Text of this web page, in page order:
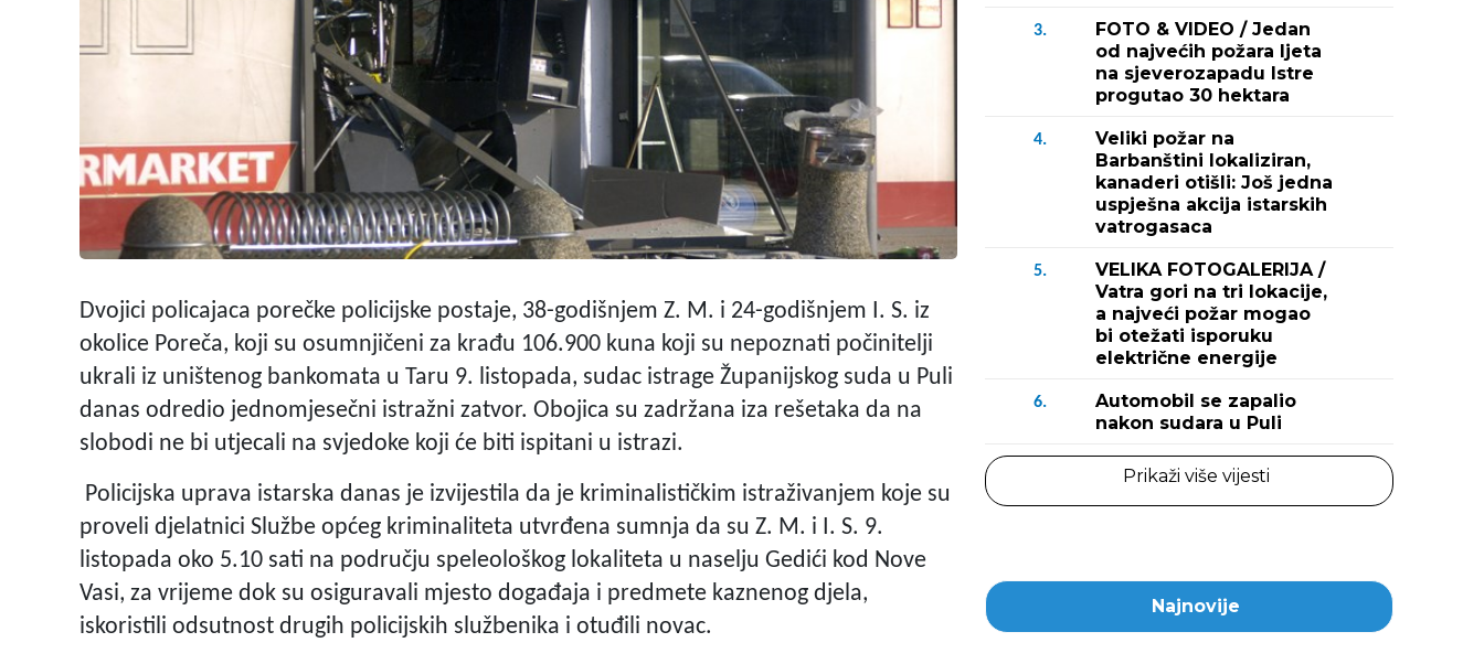
Dvojici policajaca porečke policijske postaje, 38-godišnjem Z. M. i 24-godišnjem I. S. iz
okolice Poreča, koji su osumnjičeni za krađu 106.900 kuna koji su nepoznati počinitelji
ukrali iz uništenog bankomata u Taru 9. listopada, sudac istrage Županijskog suda u Puli
danas odredio jednomjesečni istražni zatvor. Obojica su zadržana iza rešetaka da na
slobodi ne bi utjecali na svjedoke koji će biti ispitani u istrazi.
Policijska uprava istarska danas je izvijestila da je kriminalističkim istraživanjem koje su
proveli djelatnici Službe općeg kriminaliteta utvrđena sumnja da su Z. M. i I. S. 9.
listopada oko 5.10 sati na području speleološkog lokaliteta u naselju Gedići kod Nove
Vasi, za vrijeme dok su osiguravali mjesto događaja i predmete kaznenog djela,
iskoristili odsutnost drugih policijskih službenika i otuđili novac.
3.
FOTO & VIDEO / Jedan
od najvećih požara ljeta
na sjeverozapadu Istre
progutao 30 hektara
4.
Veliki požar na
Barbanštini lokaliziran,
kanaderi otišli: Još jedna
uspješna akcija istarskih
vatrogasaca
5.
VELIKA FOTOGALERIJA /
Vatra gori na tri lokacije,
a najveći požar mogao
bi otežati isporuku
električne energije
6.
Automobil se zapalio
nakon sudara u Puli
Prikaži više vijesti
Najnovije